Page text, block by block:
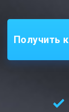
Получить